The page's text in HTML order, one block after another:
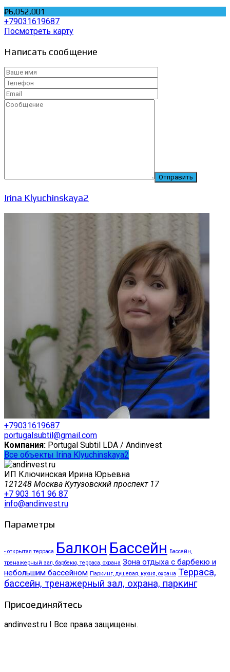
₽6,052,001
+79031619687
Посмотреть карту
Написать сообщение
Irina Klyuchinskaya2
+79031619687
portugalsubtil@gmail.com
Компания: Portugal Subtil LDA / Andinvest
Все объекты Irina Klyuchinskaya2
ИП Ключинская Ирина Юрьевна
121248 Москва Кутузовский проспект 17
+7 903 161 96 87
info@andinvest.ru
Параметры
- открытая терраса Балкон Бассейн Бассейн,
тренажерный зал, барбекю, терраса, охрана Зона отдыха с барбекю и
небольшим бассейном Паркинг, душевая, кухня, охрана Терраса,
бассейн, тренажерный зал, охрана, паркинг
Присоединяйтесь
andinvest.ru I Все права защищены.